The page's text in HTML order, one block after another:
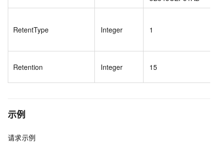
RetentType Integer 1
Retention Integer 15
示例
请求示例